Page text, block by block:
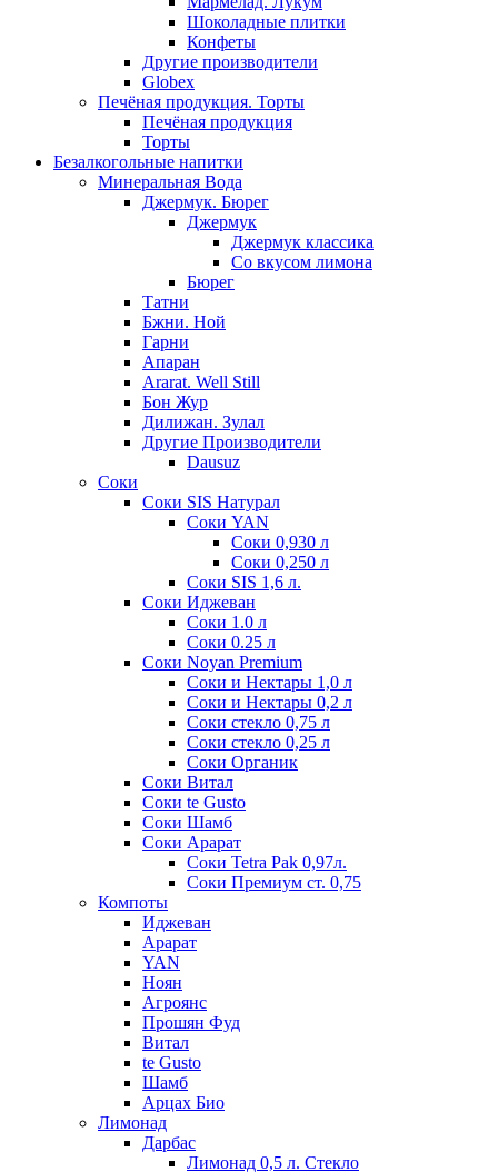
Шоколадные плитки
Конфеты
Другие производители
Globex
Печёная продукция. Торты
Печёная продукция
Торты
Безалкогольные напитки
Минеральная Вода
Джермук. Бюрег
Джермук
Джермук классика
Со вкусом лимона
Бюрег
Татни
Бжни. Ной
Гарни
Апаран
Ararat. Well Still
Бон Жур
Дилижан. Зулал
Другие Производители
Dausuz
Соки
Соки SIS Натурал
Соки YAN
Соки 0,930 л
Соки 0,250 л
Соки SIS 1,6 л.
Соки Иджеван
Соки 1.0 л
Соки 0.25 л
Соки Noyan Premium
Соки и Нектары 1,0 л
Соки и Нектары 0,2 л
Соки стекло 0,75 л
Соки стекло 0,25 л
Соки Органик
Соки Витал
Соки te Gusto
Соки Шамб
Соки Арарат
Соки Tetra Pak 0,97л.
Соки Премиум ст. 0,75
Компоты
Иджеван
Арарат
YAN
Ноян
Агроянс
Прошян Фуд
Витал
te Gusto
Шамб
Арцах Био
Лимонад
Дарбас
Лимонад 0,5 л. Стекло